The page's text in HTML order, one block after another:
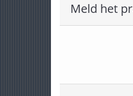
Meld het